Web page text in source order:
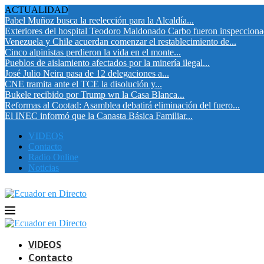
ACTUALIDAD
Pabel Muñoz busca la reelección para la Alcaldía...
Exteriores del hospital Teodoro Maldonado Carbo fueron
Venezuela y Chile acuerdan comenzar el restablecimiento de...
Cinco alpinistas perdieron la vida en el monte...
Pueblos de aislamiento afectados por la minería ilegal...
José Julio Neira pasa de 12 delegaciones a...
CNE tramita ante el TCE la disolución y...
Bukele recibido por Trump wn la Casa Blanca...
Reformas al Cootad: Asamblea debatirá eliminación del fuero...
El INEC informó que la Canasta Básica Familiar...
VIDEOS
Contacto
Radio Online
Noticias
VIDEOS
Contacto